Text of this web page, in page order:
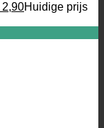
2,90Huidige prijs